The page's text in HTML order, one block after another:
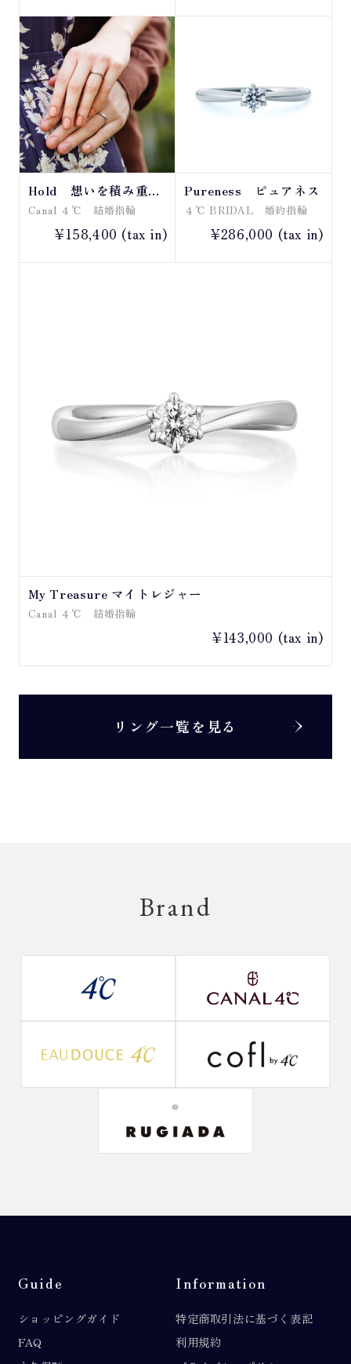
Hold 想いを積み重ね
て
Canal ４℃ 結婚指輪
¥158,400 (tax in)
Pureness ピュアネス
４℃ BRIDAL 婚約指輪
¥286,000 (tax in)
My Treasure マイトレジャー
Canal ４℃ 結婚指輪
¥143,000 (tax in)
リング一覧を見る
Brand
Guide
ショッピングガイド
FAQ
Information
特定商取引法に基づく表記
利用規約